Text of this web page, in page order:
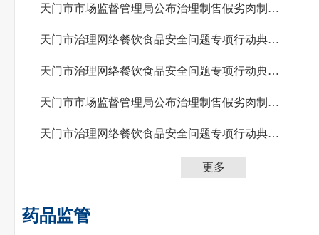
天门市市场监督管理局公布治理制售假劣肉制品问题专项行动典型案例（第二期）
天门市治理网络餐饮食品安全问题专项行动典型案例（五）
天门市治理网络餐饮食品安全问题专项行动典型案例（四）
天门市市场监督管理局公布治理制售假劣肉制品问题专项行动典型案例（第一期）
天门市治理网络餐饮食品安全问题专项行动典型案例（三）
更多
药品监管